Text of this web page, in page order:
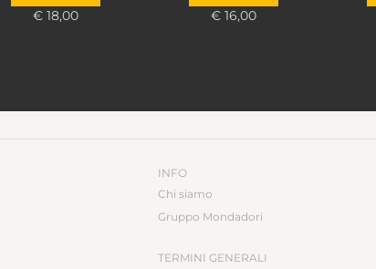
€ 18,00 € 16,00
INFO
Chi siamo
Gruppo Mondadori
TERMINI GENERALI